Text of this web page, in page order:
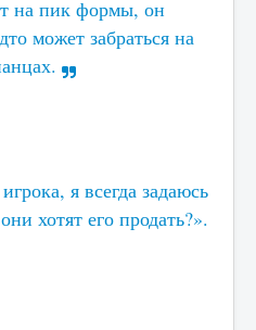
на пик формы, он
может забраться на
я всегда задаюсь
хотят его продать?».